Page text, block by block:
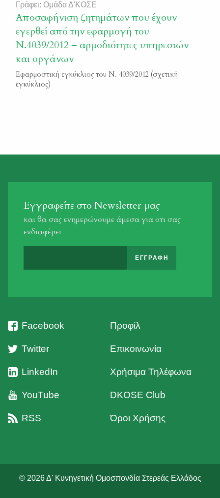
και φυσικά οι κυνηγοί. ΔΙΑΒΟΥΛΕΥΣΗ – ΝΟΜΟΣ
ΑΡΓΟΣ Η Κυνηγετική Συνομοσπονδία Ελλάδος εκτιμά
ότι οι εισαγόμενες από το Υπουργείο Εσωτερικών
αλλαγές και τροποποιήσεις στον νόμο 4830/2021 για τα
ζώα συντροφιάς, κινούνται σε θετική κατεύθυνση και
δημιουργούν […]
Γράφει: Ομάδα Δ'ΚΟΣΕ
Αποσαφήνιση ζητημάτων που έχουν
εγερθεί από την εφαρμογή του
Ν.4039/2012 – αρμοδιότητες υπηρεσιών
και οργάνων
Εφαρμοστική εγκύκλιος του Ν. 4039/2012 (σχετική
εγκύκλιος)
Εγγραφείτε στο Newsletter μας
και θα σας ενημερώνουμε άμεσα για οτι σας
ενδιαφέρει
Facebook
Twitter
LinkedIn
YouTube
RSS
Προφίλ
Επικοινωνία
Χρήσιμα Τηλέφωνα
DKOSE Club
Όροι Χρήσης
© 2026 Δ' Κυνηγετική Ομοσπονδία Στερεάς Ελλάδος